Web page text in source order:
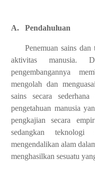
A. Pendahuluan
Penemuan sains
aktivitas manusia.
pengembangannya
mengolah dan
sains secara
pengetahuan manusia
pengkajian secara
sedangkan
mengendalikan alam
menghasilkan sesuatu